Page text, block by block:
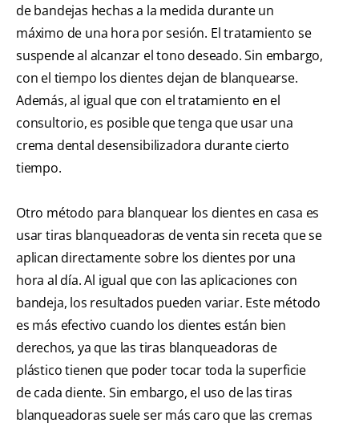
de bandejas hechas a la medida durante un
máximo de una hora por sesión. El tratamiento se
suspende al alcanzar el tono deseado. Sin embargo,
con el tiempo los dientes dejan de blanquearse.
Además, al igual que con el tratamiento en el
consultorio, es posible que tenga que usar una
crema dental desensibilizadora durante cierto
tiempo.
Otro método para blanquear los dientes en casa es
usar tiras blanqueadoras de venta sin receta que se
aplican directamente sobre los dientes por una
hora al día. Al igual que con las aplicaciones con
bandeja, los resultados pueden variar. Este método
es más efectivo cuando los dientes están bien
derechos, ya que las tiras blanqueadoras de
plástico tienen que poder tocar toda la superficie
de cada diente. Sin embargo, el uso de las tiras
blanqueadoras suele ser más caro que las cremas